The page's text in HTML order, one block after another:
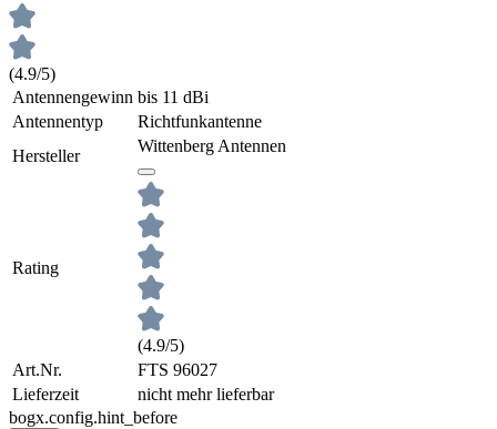
(4.9/5)
Antennengewinn bis 11 dBi
Antennentyp
Richtfunkantenne
Hersteller
Wittenberg Antennen
Rating
(4.9/5)
Art.Nr.
FTS 96027
Lieferzeit
nicht mehr lieferbar
bogx.config.hint_before